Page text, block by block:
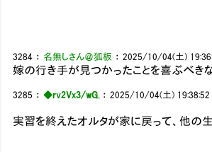
3284 ： 名無しさん＠狐板 ：2025/10/04(土)
嫁の行き手が見つかったことを喜ぶべき
3285 ：◆rv2Vx3/wG. ：2025/10/04(土) 19:38:52
実習を終えたオルタが家に戻って、他の